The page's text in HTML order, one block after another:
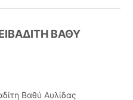
ΒΑΘΥ
Βαθύ Αυλίδας